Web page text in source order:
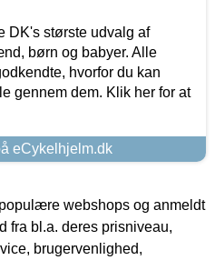
DK's største udvalg af
børn og babyer. Alle
hvorfor du kan
gennem dem. Klik her for at
eCykelhjelm.dk
webshops og anmeldt
fra bl.a. deres prisniveau,
brugervenlighed,